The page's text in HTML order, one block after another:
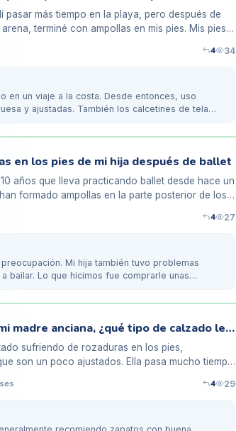
pasar más tiempo en la playa, pero después de
terminé con ampollas en mis pies. Mis pies
4 34
en un viaje a la costa. Desde entonces, uso
y ajustadas. También los calcetines de tela
en los pies de mi hija después de ballet
años que lleva practicando ballet desde hace un
formado ampollas en la parte posterior de los
4 27
Mi hija también tuvo problemas
bailar. Lo que hicimos fue comprarle unas
Rozaduras en los pies de mi madre anciana, ¿qué tipo de calzado le recomendáis?
sufriendo de rozaduras en los pies,
son un poco ajustados. Ella pasa mucho tiempo
4 29